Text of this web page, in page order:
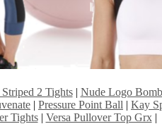
2 Tights| Nude Logo
| Pressure Point Ball | Kay
Tights| Versa Pullover Top Grx|